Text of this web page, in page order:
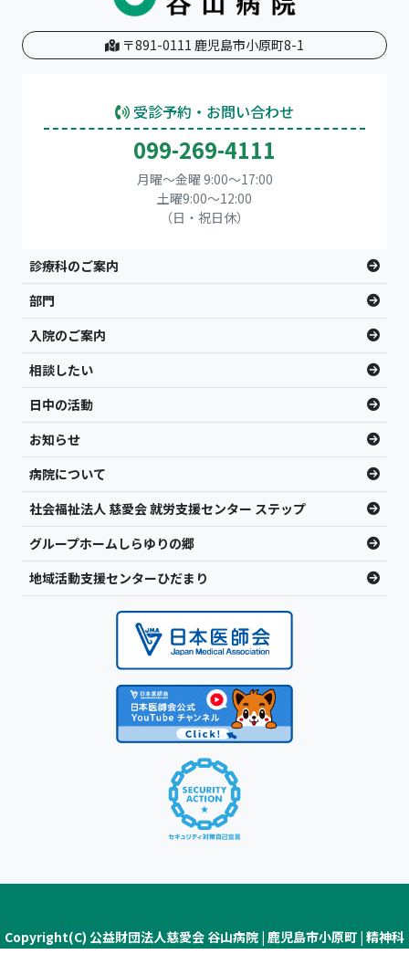
〒891-0111 鹿児島市小原町8-1
受診予約・お問い合わせ
099-269-4111
月曜～金曜 9:00～17:00
土曜9:00〜12:00
（日・祝日休）
診療科のご案内
部門
入院のご案内
相談したい
日中の活動
お知らせ
病院について
社会福祉法人 慈愛会 就労支援センター ステップ
グループホームしらゆりの郷
地域活動支援センターひだまり
Copyright(C) 公益財団法人慈愛会 谷山病院 | 鹿児島市小原町 | 精神科